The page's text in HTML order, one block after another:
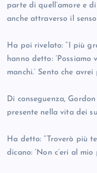
parte di quell’amore e
anche attraverso il
Ha poi rivelato: “I più
hanno detto: ‘Possiamo
manchi.’ Sento che
Di conseguenza,
presente nella vita dei
Ha detto: “Troverò più
dicano: ‘Non c’eri al